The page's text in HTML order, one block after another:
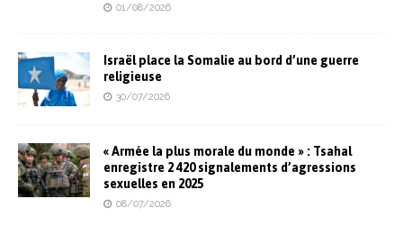
01/08/2026
Israël place la Somalie au bord d’une guerre
religieuse
30/07/2026
« Armée la plus morale du monde » : Tsahal
enregistre 2 420 signalements d’agressions
sexuelles en 2025
08/07/2026